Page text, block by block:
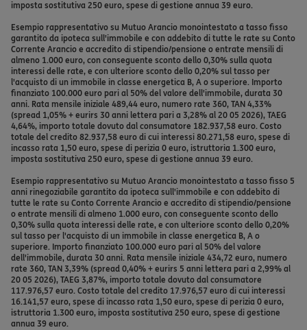
imposta sostitutiva 250 euro, spese di gestione annua 39 euro.
Esempio rappresentativo su Mutuo Arancio monointestato a tasso fisso
garantito da ipoteca sull'immobile e con addebito di tutte le rate su Conto
Corrente Arancio e accredito di stipendio/pensione o entrate mensili di
almeno 1.000 euro, con conseguente sconto dello 0,30% sulla quota
interessi delle rate, e con ulteriore sconto dello 0,20% sul tasso per
l'acquisto di un immobile in classe energetica B, A o superiore. Importo
finanziato 100.000 euro pari al 50% del valore dell'immobile, durata 30
anni. Rata mensile iniziale 489,44 euro, numero rate 360, TAN 4,33%
(spread 1,05% + eurirs 30 anni lettera pari a 3,28% al 20 05 2026), TAEG
4,64%, importo totale dovuto dal consumatore 182.937,58 euro. Costo
totale del credito 82.937,58 euro di cui interessi 80.271,58 euro, spese di
incasso rata 1,50 euro, spese di perizia 0 euro, istruttoria 1.300 euro,
imposta sostitutiva 250 euro, spese di gestione annua 39 euro.
Esempio rappresentativo su Mutuo Arancio monointestato a tasso fisso 5
anni rinegoziabile garantito da ipoteca sull'immobile e con addebito di
tutte le rate su Conto Corrente Arancio e accredito di stipendio/pensione
o entrate mensili di almeno 1.000 euro, con conseguente sconto dello
0,30% sulla quota interessi delle rate, e con ulteriore sconto dello 0,20%
sul tasso per l'acquisto di un immobile in classe energetica B, A o
superiore. Importo finanziato 100.000 euro pari al 50% del valore
dell'immobile, durata 30 anni. Rata mensile iniziale 434,72 euro, numero
rate 360, TAN 3,39% (spread 0,40% + eurirs 5 anni lettera pari a 2,99% al
20 05 2026), TAEG 3,87%, importo totale dovuto dal consumatore
117.976,57 euro. Costo totale del credito 17.976,57 euro di cui interessi
16.141,57 euro, spese di incasso rata 1,50 euro, spese di perizia 0 euro,
istruttoria 1.300 euro, imposta sostitutiva 250 euro, spese di gestione
annua 39 euro.